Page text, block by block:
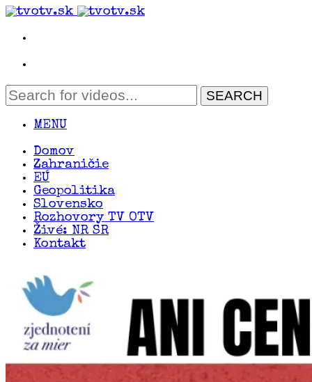
MENU
Domov
Zahraničie
EÚ
Geopolitika
Slovensko
Rozhovory TV OTV
Živé: NR SR
Kontakt